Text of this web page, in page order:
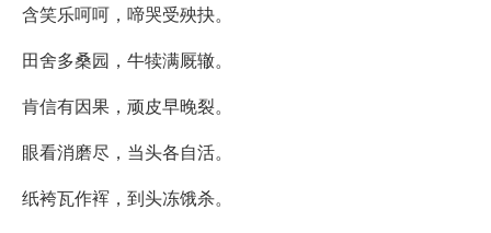
含笑乐呵呵，啼哭受殃抉。
田舍多桑园，牛犊满厩辙。
肯信有因果，顽皮早晚裂。
眼看消磨尽，当头各自活。
纸袴瓦作裈，到头冻饿杀。